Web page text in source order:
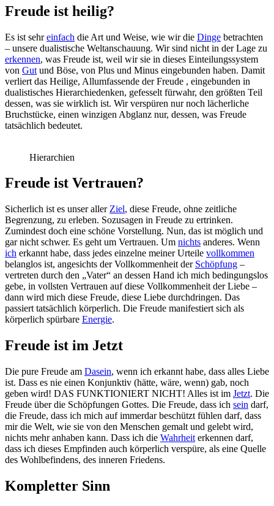
Freude ist heilig?
Es ist sehreinfach die Art und Weise, wie wir die Dinge betrachten
– unsere dualistische Weltanschauung. Wir sind nicht in der Lage zu
erkennen, was Freude ist, weil wir sie in dieses Einteilungssystem
von Gut und Böse, von Plus und Minus eingebunden haben. Damit
verliert das Heilige, Allumfassende der Freude , eingebunden in
dualistisches Hierarchiedenken, gefesselt fürwahr, den größten Teil
dessen, was sie wirklich ist. Wir verspüren nur noch lächerliche
Bruchstücke, einen winzigen Abglanz nur, dessen, was Freude
tatsächlich bedeutet.
Hierarchien
Freude ist Vertrauen?
Sicherlich ist es unser aller Ziel, diese Freude, ohne zeitliche
Begrenzung, zu erleben. Sozusagen in Freude zu ertrinken.
Zumindest doch eine schöne Vorstellung. Nun, das ist möglich und
gar nicht schwer. Es geht um Vertrauen. Um nichts anderes. Wenn
ich erkannt habe, dass jedes einzelne meiner Urteile vollkommen
belanglos ist, angesichts der Vollkommenheit der Schöpfung –
vertreten durch den „Vater“ an dessen Hand ich mich bedingungslos
gebe, in vollsten Vertrauen auf diese Vollkommenheit der Liebe –
dann wird mich diese Freude, diese Liebe durchdringen. Das
passiert tatsächlich körperlich. Die Freude manifestiert sich als
körperlich spürbare Energie.
Freude ist im Jetzt
Die pure Freude am Dasein, wenn ich erkannt habe, dass alles Liebe
ist. Dass es nie einen Konjunktiv (hätte, wäre, wenn) gab, noch
geben wird! DAS FUNKTIONIERT NICHT! Alles ist im Jetzt. Die
Freude über die Schöpfungen Gottes. Die Freude, dass ich sein darf,
die Freude, dass ich mich auf immerdar beschützt fühlen darf, dass
mir die Welt, wie sie von den Menschen gemalt und gelebt wird,
nichts mehr anhaben kann. Dass ich die Wahrheit erkennen darf,
dass ich dieses Empfinden auch körperlich verspüre, als eine Quelle
des Wohlbefindens, des inneren Friedens.
Kompletter Sinn